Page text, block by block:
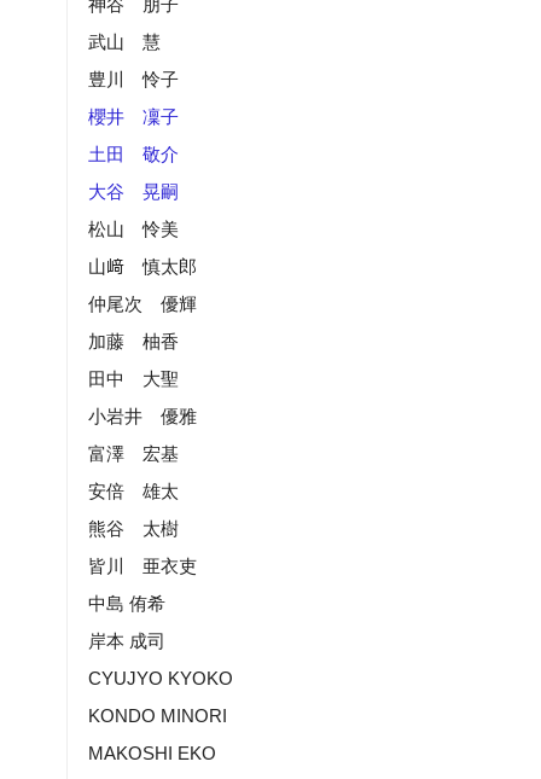
神谷 朋子
武山 慧
豊川 怜子
櫻井 凜子
土田 敬介
大谷 晃嗣
松山 怜美
山﨑 慎太郎
仲尾次 優輝
加藤 柚香
田中 大聖
小岩井 優雅
富澤 宏基
安倍 雄太
熊谷 太樹
皆川 亜衣吏
中島 侑希
岸本 成司
CYUJYO KYOKO
KONDO MINORI
MAKOSHI EKO